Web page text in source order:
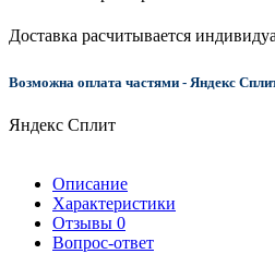
Доставка расчитывается
Возможна оплата частями - Яндекс
Яндекс Сплит
Описание
Характеристики
Отзывы 0
Вопрос-ответ